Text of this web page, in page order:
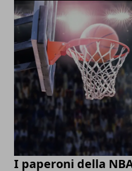
I paperoni della